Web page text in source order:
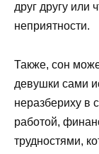
друг другу или
неприятности.
Также, сон
девушки сами
неразбериху в
работой,
трудностями,